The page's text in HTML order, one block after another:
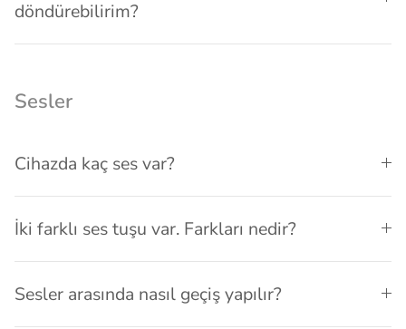
döndürebilirim?
Sesler
Cihazda kaç ses var?
İki farklı ses tuşu var. Farkları nedir?
Sesler arasında nasıl geçiş yapılır?